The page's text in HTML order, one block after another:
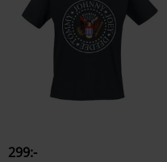
299:-